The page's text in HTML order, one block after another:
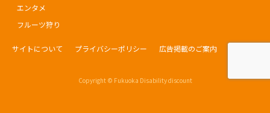
エンタメ
フルーツ狩り
サイトについて プライバシーポリシー 広告掲載のご案内
Copyright © Fukuoka Disability discount